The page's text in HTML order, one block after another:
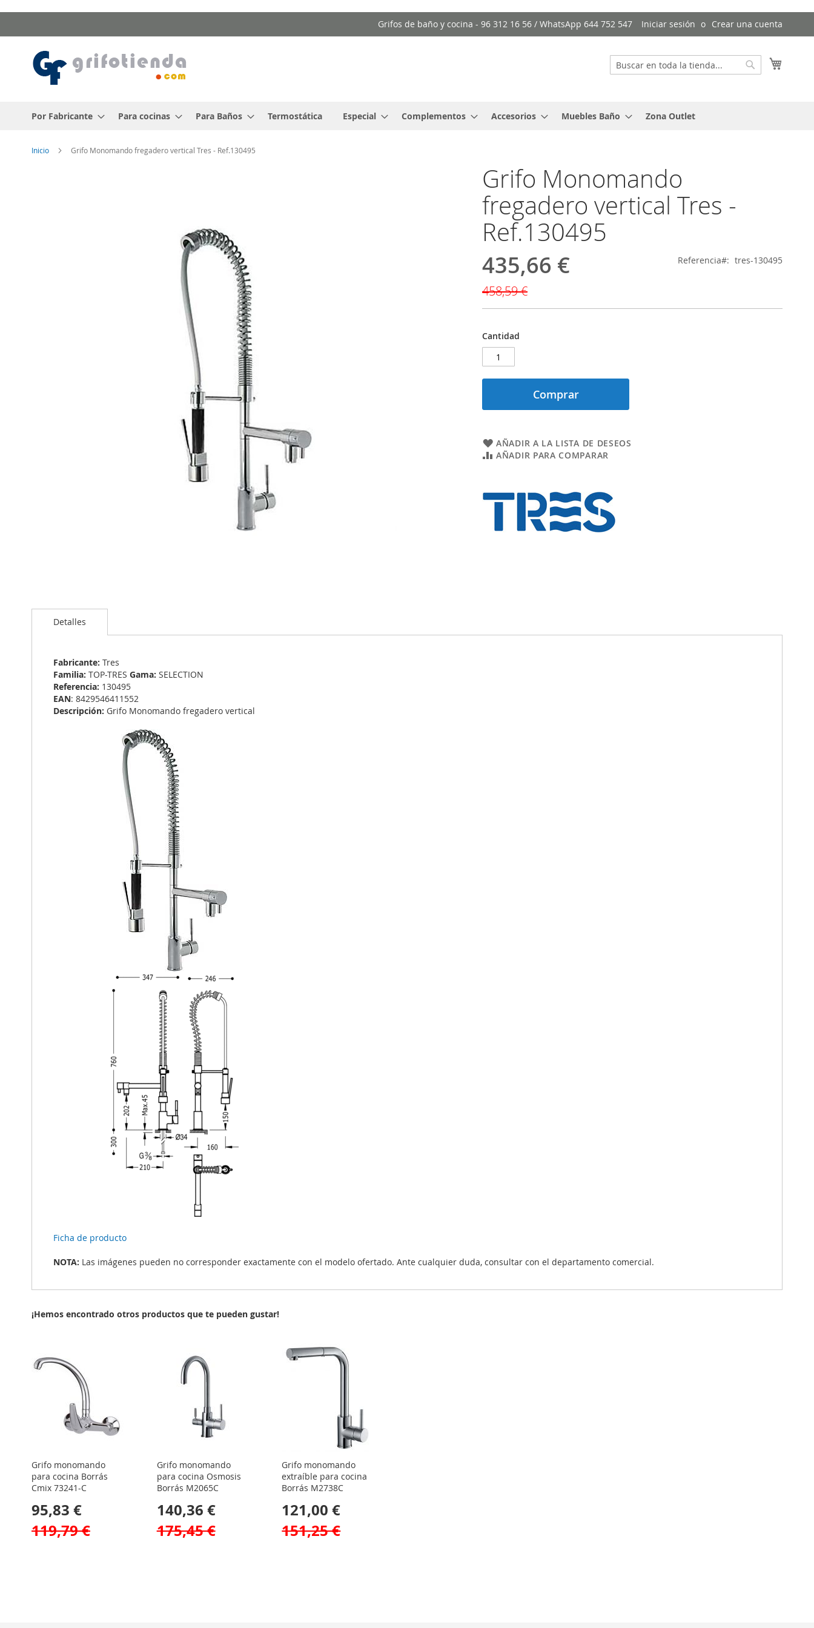
al
Grifos de baño y cocina - 96 312 16 56 / WhatsApp 644 752 547 Iniciar sesión Crear una cuenta
Buscar
Por Fabricante Para cocinas Para Baños Termostática Especial Complementos Accesorios Muebles Baño Zona Outlet
Inicio Grifo Monomando fregadero vertical Tres - Ref.130495
Grifo Monomando
fregadero vertical Tres -
Ref.130495
Precio
especial
435,66 €
458,59 €
Referencia tres-130495
Cantidad
Comprar
AÑADIR A LA LISTA DE DESEOS
AÑADIR PARA COMPARAR
al
comienzo
galería
imágenes
Detalles
Fabricante: Tres
Familia: TOP-TRES Gama: SELECTION
Referencia: 130495
EAN: 8429546411552
Descripción: Grifo Monomando fregadero vertical
Ficha de producto
NOTA: Las imágenes pueden no corresponder exactamente con el modelo ofertado. Ante cualquier duda, consultar con el departamento comercial.
¡Hemos encontrado otros productos que te pueden gustar!
Grifo monomando
para cocina Borrás
Cmix 73241-C
95,83 €
119,79 €
Grifo monomando
para cocina Osmosis
Borrás M2065C
140,36 €
175,45 €
Grifo monomando
extraíble para cocina
Borrás M2738C
121,00 €
151,25 €